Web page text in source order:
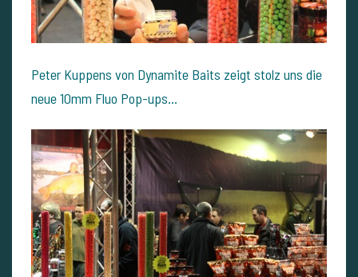
Peter Kuppens von Dynamite Baits zeigt stolz uns die
neue 10mm Fluo Pop-ups...